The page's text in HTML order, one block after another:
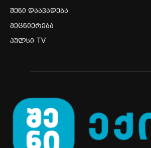
შენი დაავადება
მეცნიერება
პულსი TV